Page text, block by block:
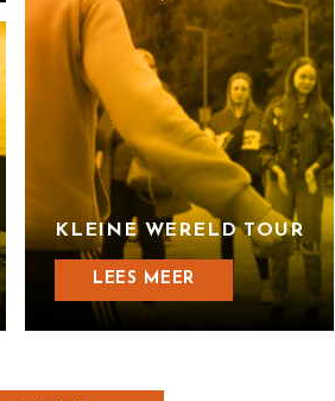
KLEINE WERELD TOUR
LEES MEER